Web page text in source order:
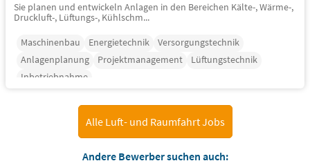
Sie planen und entwickeln Anlagen in den Bereichen Kälte-, Wärme-,
Druckluft-, Lüftungs-, Kühlschm...
Maschinenbau
Energietechnik
Versorgungstechnik
Anlagenplanung
Projektmanagement
Lüftungstechnik
Inbetriebnahme
Alle Luft- und Raumfahrt Jobs
Andere Bewerber suchen auch: